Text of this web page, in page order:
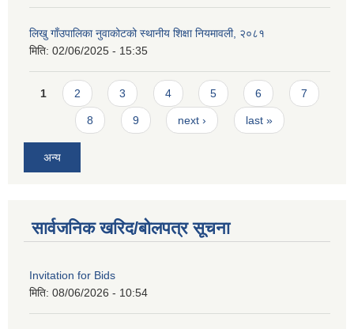
लिखु गाँउपालिका नुवाकोटको स्थानीय शिक्षा नियमावली, २०८१
मिति: 02/06/2025 - 15:35
Pages
1 2 3 4 5 6 7
8 9 next › last »
अन्य
सार्वजनिक खरिद/बोलपत्र सूचना
Invitation for Bids
मिति: 08/06/2026 - 10:54